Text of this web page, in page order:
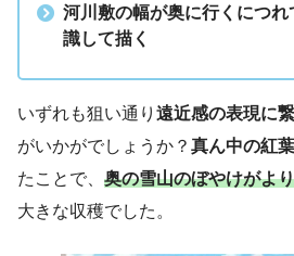
河川敷の幅が奥に行くにつ
識して描く
いずれも狙い通り 遠近感の表現に
がいかがでしょうか？ 真ん中の紅
たことで、 奥の雪山のぼやけがよ
大きな収穫でした。